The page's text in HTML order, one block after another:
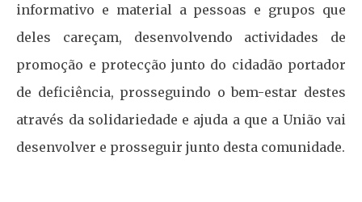
informativo e material a pessoas e grupos que
deles careçam, desenvolvendo actividades de
promoção e protecção junto do cidadão portador
de deficiência, prosseguindo o bem-estar destes
através da solidariedade e ajuda a que a União vai
desenvolver e prosseguir junto desta comunidade.